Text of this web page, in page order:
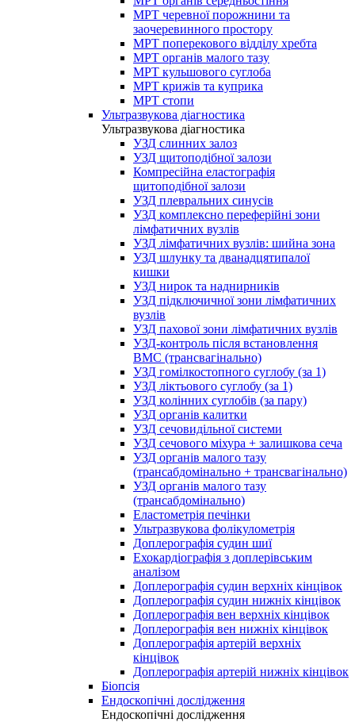
МРТ черевної порожнини та
заочеревинного простору
МРТ поперекового відділу хребта
МРТ органів малого тазу
МРТ кульшового суглоба
МРТ крижів та куприка
МРТ стопи
Ультразвукова діагностика
Ультразвукова діагностика
УЗД слинних залоз
УЗД щитоподібної залози
Компресійна еластографія
щитоподібної залози
УЗД плевральних синусів
УЗД комплексно переферійні зони
лімфатичних вузлів
УЗД лімфатичних вузлів: шийна зона
УЗД шлунку та дванадцятипалої
кишки
УЗД нирок та наднирників
УЗД підключичної зони лімфатичних
вузлів
УЗД пахової зони лімфатичних вузлів
УЗД-контроль після встановлення
ВМС (трансвагінально)
УЗД гомілкостопного суглобу (за 1)
УЗД ліктьового суглобу (за 1)
УЗД колінних суглобів (за пару)
УЗД органів калитки
УЗД сечовидільної системи
УЗД сечового міхура + залишкова сеча
УЗД органів малого тазу
(трансабдомінально + трансвагінально)
УЗД органів малого тазу
(трансабдомінально)
Еластометрія печінки
Ультразвукова фолікулометрія
Доплерографія судин шиї
Ехокардіографія з доплерівським
аналізом
Доплерографія судин верхніх кінцівок
Доплерографія судин нижніх кінцівок
Доплерографія вен верхніх кінцівок
Доплерографія вен нижніх кінцівок
Доплерографія артерій верхніх
кінцівок
Доплерографія артерій нижніх кінцівок
Біопсія
Ендоскопічні дослідження
Ендоскопічні дослідження